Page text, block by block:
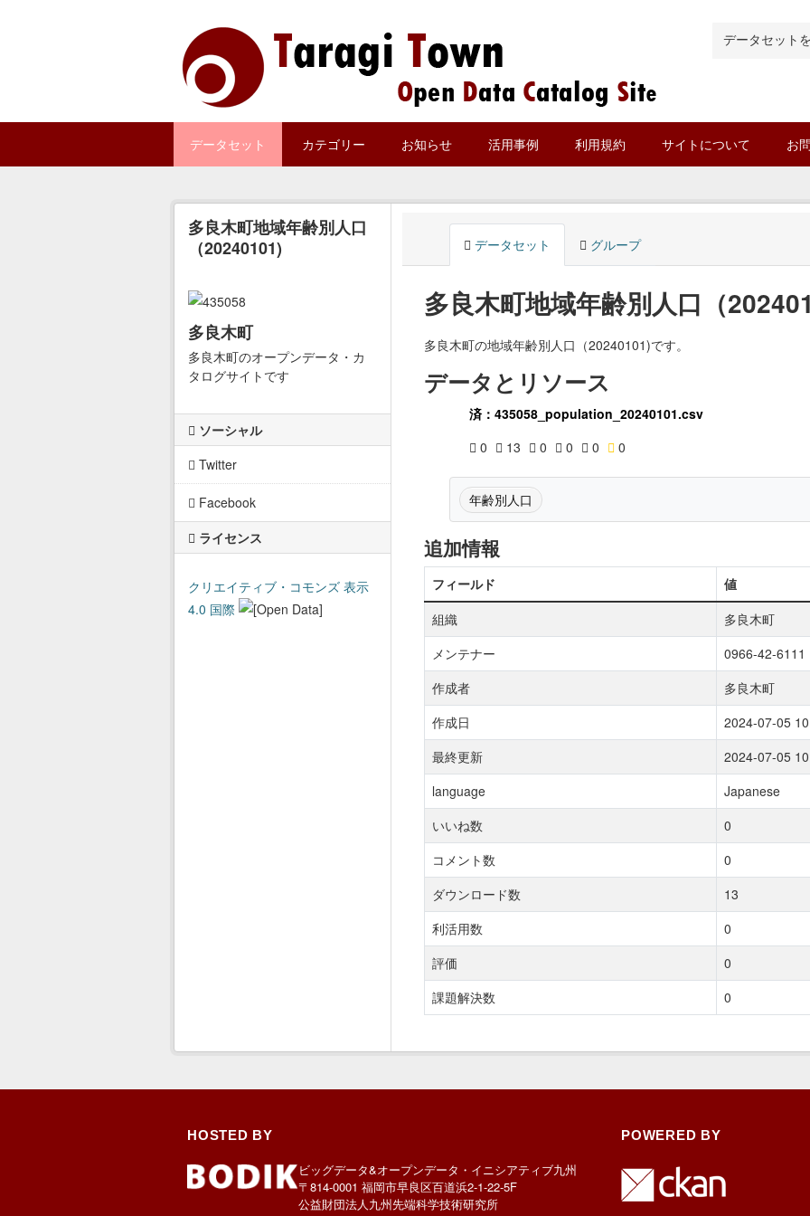
データセット カテゴリー お知らせ 活用事例 利用規約 サイトについて お
多良木町地域年齢別人口
（20240101)
多良木町
多良木町のオープンデータ・カ
タログサイトです
ソーシャル
Twitter
Facebook
ライセンス
クリエイティブ・コモンズ 表示
4.0 国際
データセット グループ
多良木町地域年齢別人口（
多良木町の地域年齢別人口（20240101)です。
データとリソース
済：435058_population_20240101.csv
0
13 0 0 0 0
年齢別人口
追加情報
フィールド
値
組織
多良木町
メンテナー
0966-42-6111
作成者
多良木町
作成日
2024-07-05
最終更新
2024-07-05
language
Japanese
いいね数
0
コメント数
0
ダウンロード数
13
利活用数
0
評価
0
課題解決数
0
HOSTED BY
ビッグデータ&オープンデータ・イニシアティブ九州
〒814-0001 福岡市早良区百道浜2-1-22-5F
公益財団法人九州先端科学技術研究所
POWERED BY